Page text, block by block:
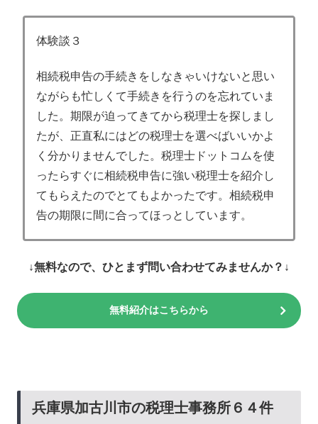
体験談３
相続税申告の手続きをしなきゃいけないと思い
ながらも忙しくて手続きを行うのを忘れていま
した。期限が迫ってきてから税理士を探しまし
たが、正直私にはどの税理士を選べばいいかよ
く分かりませんでした。税理士ドットコムを使
ったらすぐに相続税申告に強い税理士を紹介し
てもらえたのでとてもよかったです。相続税申
告の期限に間に合ってほっとしています。
↓無料なので、ひとまず問い合わせてみませんか？↓
無料紹介はこちらから
兵庫県加古川市の税理士事務所６４件